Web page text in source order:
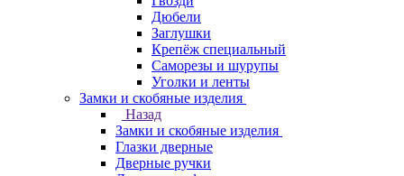
Дюбели
Заглушки
Крепёж специальный
Саморезы и шурупы
Уголки и ленты
Замки и скобяные изделия
Назад
Замки и скобяные изделия
Глазки дверные
Дверные ручки